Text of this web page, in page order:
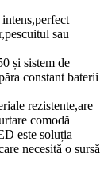
sau
și sistem de
constant baterii
rezistente,are
comodă
este soluția
necesită o sursă